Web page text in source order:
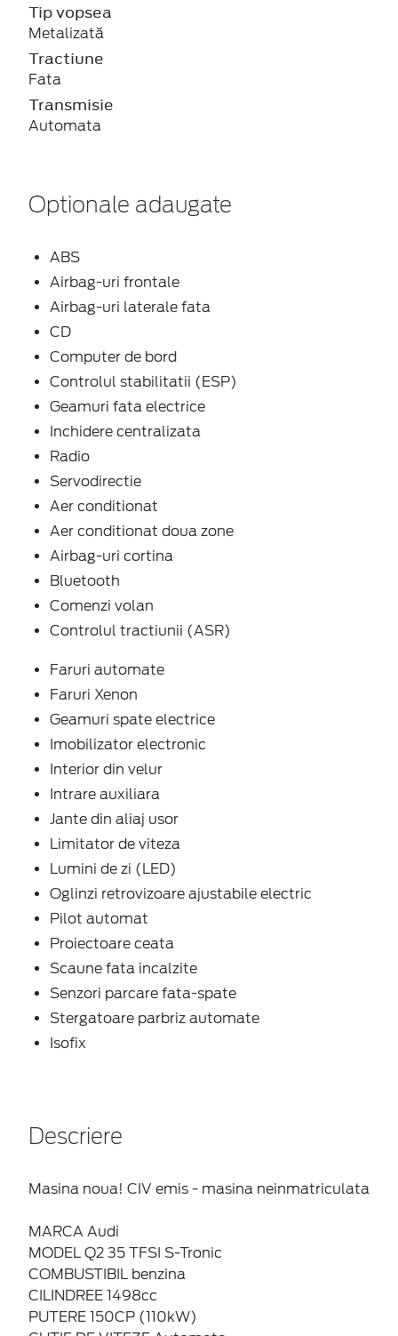
Tip vopsea
Metalizată
Tractiune
Fata
Transmisie
Automata
Optionale adaugate
ABS
Airbag-uri frontale
Airbag-uri laterale fata
CD
Computer de bord
Controlul stabilitatii (ESP)
Geamuri fata electrice
Inchidere centralizata
Radio
Servodirectie
Aer conditionat
Aer conditionat doua zone
Airbag-uri cortina
Bluetooth
Comenzi volan
Controlul tractiunii (ASR)
Faruri automate
Faruri Xenon
Geamuri spate electrice
Imobilizator electronic
Interior din velur
Intrare auxiliara
Jante din aliaj usor
Limitator de viteza
Lumini de zi (LED)
Oglinzi retrovizoare ajustabile electric
Pilot automat
Proiectoare ceata
Scaune fata incalzite
Senzori parcare fata-spate
Stergatoare parbriz automate
Isofix
Descriere
Masina noua! CIV emis - masina neinmatriculata
MARCA Audi
MODEL Q2 35 TFSI S-Tronic
COMBUSTIBIL benzina
CILINDREE 1498cc
PUTERE 150CP (110kW)